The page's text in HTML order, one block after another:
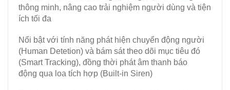
thông minh, nâng cao trải nghiệm người dùng và tiện
ích tối đa
Nổi bật với tính năng phát hiện chuyển động người
(Human Detetion) và bám sát theo dõi mục tiêu đó
(Smart Tracking), đồng thời phát âm thanh báo
động qua loa tích hợp (Built-in Siren)